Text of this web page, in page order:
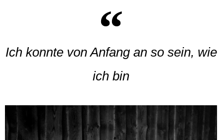
Ich konnte von Anfang an so sein, wie
ich bin